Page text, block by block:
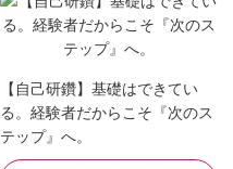
【自己研鑽】基礎はできてい
る。経験者だからこそ『次のス
テップ』へ。